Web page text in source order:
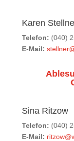
Karen
Telefon: (040)
E-Mail:
Sina Ritzow
Telefon: (040)
E-Mail: